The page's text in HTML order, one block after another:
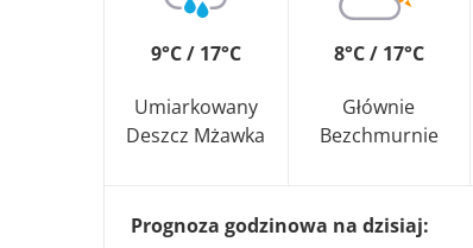
9°C / 17°C
Umiarkowany
Deszcz Mżawka
8°C / 17°C
Głównie
Bezchmurnie
Prognoza godzinowa na dzisiaj: